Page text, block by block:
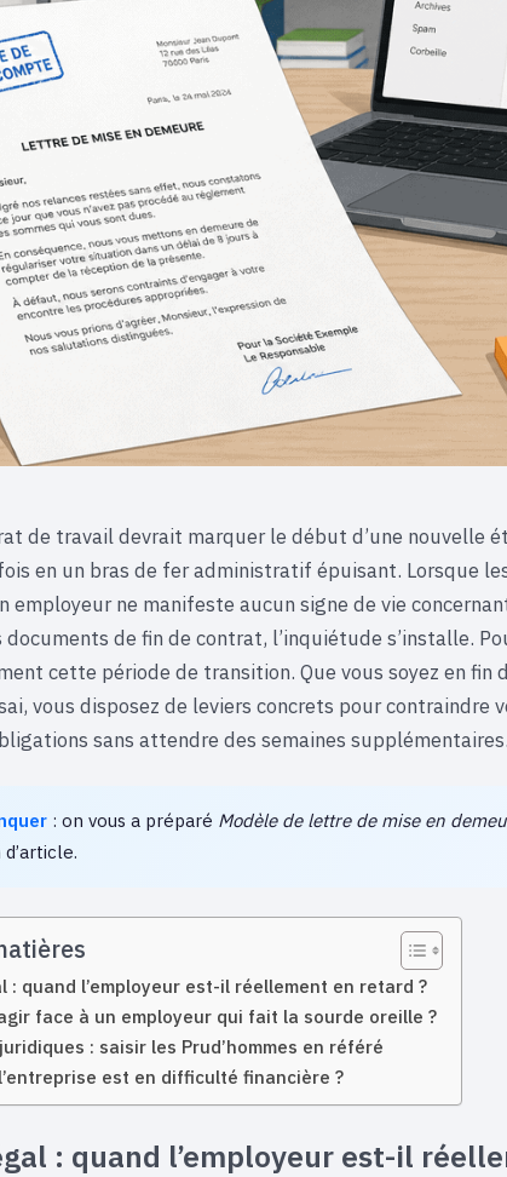
de travail devrait marquer le début d’une nouvelle
en un bras de fer administratif épuisant. Lorsque
employeur ne manifeste aucun signe de vie
documents de fin de contrat, l’inquiétude s’installe.
cette période de transition. Que vous soyez en fin
vous disposez de leviers concrets pour contraindre
sans attendre des semaines supplémentaires.
: on vous a préparé Modèle de lettre de mise en
: quand l’employeur est-il réellement en retard ?
face à un employeur qui fait la sourde oreille ?
: saisir les Prud’hommes en référé
est en difficulté financière ?
: quand l’employeur est-il